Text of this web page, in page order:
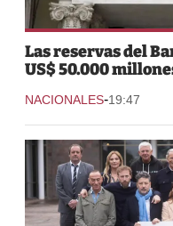
Las reservas del
US$ 50.000
NACIONALES-19:47